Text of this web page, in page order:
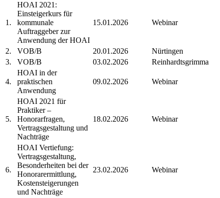
1.
HOAI 2021:
Einsteigerkurs für
kommunale
Auftraggeber zur
Anwendung der HOAI
15.01.2026 Webinar
2. VOB/B 20.01.2026
Nürtingen
3.
VOB/B 03.02.2026 Reinhardtsgrimma
4.
HOAI in der
praktischen
Anwendung
09.02.2026 Webinar
5.
HOAI 2021 für
Praktiker –
Honorarfragen,
Vertragsgestaltung und
Nachträge
18.02.2026 Webinar
6.
HOAI Vertiefung:
Vertragsgestaltung,
Besonderheiten bei der
Honorarermittlung,
Kostensteigerungen
und Nachträge
23.02.2026 Webinar